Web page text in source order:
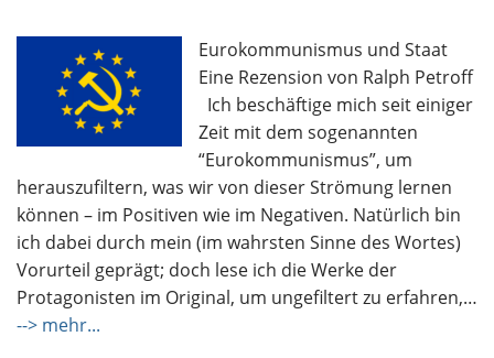
e
n
t
Eurokommunismus und Staat
Eine Rezension von Ralph Petroff
Ich beschäftige mich seit einiger
Zeit mit dem sogenannten
“Eurokommunismus”, um
herauszufiltern, was wir von dieser Strömung lernen
können – im Positiven wie im Negativen. Natürlich bin
ich dabei durch mein (im wahrsten Sinne des Wortes)
Vorurteil geprägt; doch lese ich die Werke der
Protagonisten im Original, um ungefiltert zu erfahren,…
--> mehr...